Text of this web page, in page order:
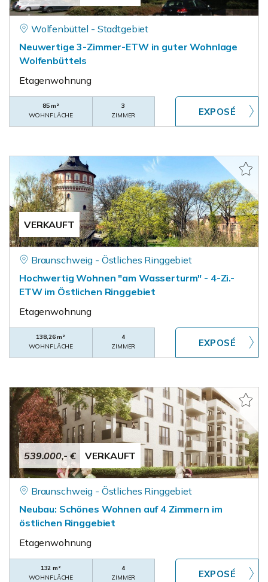
Wolfenbüttel - Stadtgebiet
Neuwertige 3-Zimmer-ETW in guter Wohnlage
Wolfenbüttels
Etagenwohnung
85 m²
WOHNFLÄCHE
3
ZIMMER
VERKAUFT
Braunschweig - Östliches Ringgebiet
Hochwertig Wohnen "am Wasserturm" - 4-Zi.-
ETW im Östlichen Ringgebiet
Etagenwohnung
138,26 m²
WOHNFLÄCHE
4
ZIMMER
539.000,- € VERKAUFT
Braunschweig - Östliches Ringgebiet
Neubau: Schönes Wohnen auf 4 Zimmern im
östlichen Ringgebiet
Etagenwohnung
132 m²
WOHNFLÄCHE
4
ZIMMER